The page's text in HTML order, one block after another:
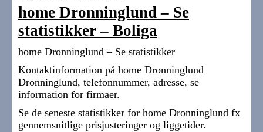
home Dronninglund – Se
statistikker – Boliga
home Dronninglund – Se statistikker
Kontaktinformation på home Dronninglund
Dronninglund, telefonnummer, adresse, se
information for firmaer.
Se de seneste statistikker for home Dronninglund fx
gennemsnitlige prisjusteringer og liggetider.